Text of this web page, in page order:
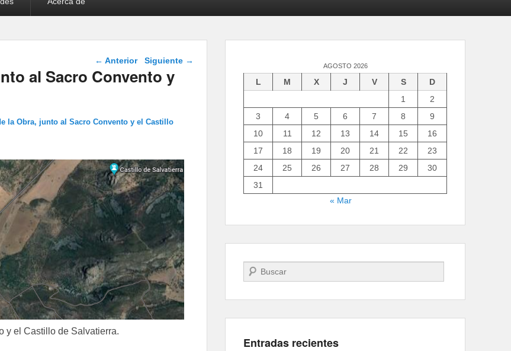
Navegador de
imágenes
← Anterior Siguiente →
al Sacro Convento y
la Obra, junto al Sacro Convento y el Castillo
y el Castillo de Salvatierra.
AGOSTO 2026
L M X J V S
D
1
2
3
4 5 6 7 8
9
10
11 12 13 14 15
16
17
18 19 20 21 22
23
24
25 26 27 28 29
30
31
« Mar
Buscar
Entradas recientes